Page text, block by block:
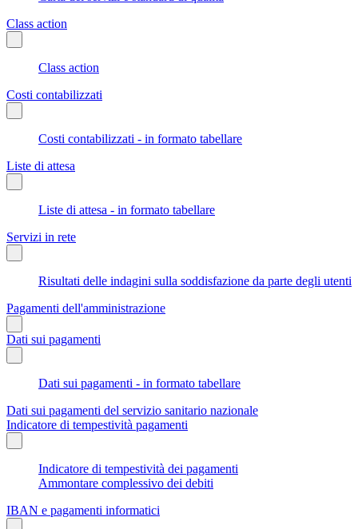
Class action
Class action
Costi contabilizzati
Costi contabilizzati - in formato tabellare
Liste di attesa
Liste di attesa - in formato tabellare
Servizi in rete
Risultati delle indagini sulla soddisfazione da parte degli utenti
Pagamenti dell'amministrazione
Dati sui pagamenti
Dati sui pagamenti - in formato tabellare
Dati sui pagamenti del servizio sanitario nazionale
Indicatore di tempestività pagamenti
Indicatore di tempestività dei pagamenti
Ammontare complessivo dei debiti
IBAN e pagamenti informatici